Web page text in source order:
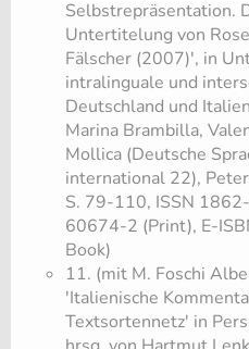
Selbstrepräsentation.
Untertitelung von
Fälscher (2007)', in
intralinguale und
Deutschland und
Marina Brambilla,
Mollica (Deutsche
international 22),
S. 79-110, ISSN
60674-2 (Print), E-
Book)
11. (mit M. Foschi
'Italienische
Textsortennetz' in